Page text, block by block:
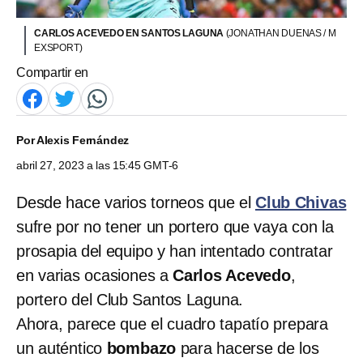
CARLOS ACEVEDO EN SANTOS LAGUNA (JONATHAN DUENAS / M
EXSPORT)
Compartir en
PorAlexis Fernández
abril 27, 2023 a las 15:45 GMT-6
Desde hace varios torneos que el Club Chivas
sufre por no tener un portero que vaya con la
prosapia del equipo y han intentado contratar
en varias ocasiones aCarlos Acevedo,
portero del Club Santos Laguna.
Ahora, parece que el cuadro tapatío prepara
un auténtico bombazo para hacerse de los